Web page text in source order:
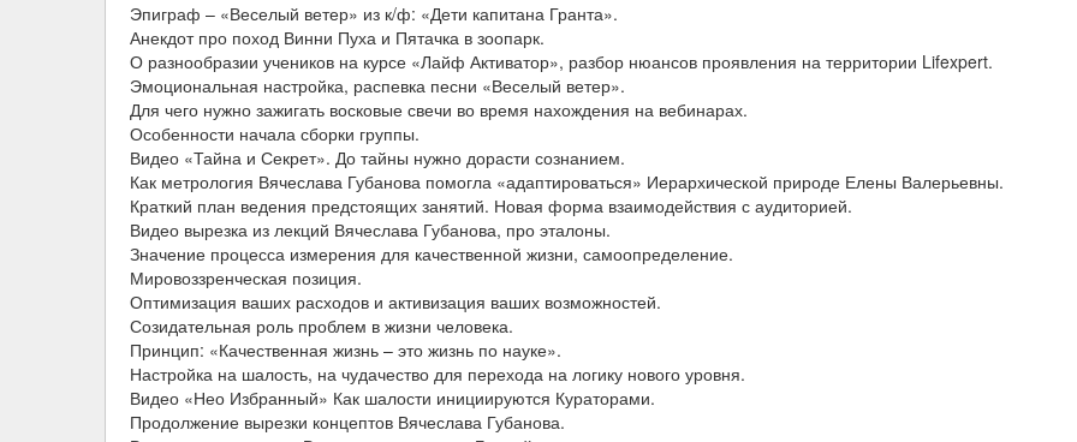
Эпиграф – «Веселый ветер» из к/ф: «Дети капитана Гранта».
Анекдот про поход Винни Пуха и Пятачка в зоопарк.
О разнообразии учеников на курсе «Лайф Активатор», разбор нюансов проявления на территории Lifexpert.
Эмоциональная настройка, распевка песни «Веселый ветер».
Для чего нужно зажигать восковые свечи во время нахождения на вебинарах.
Особенности начала сборки группы.
Видео «Тайна и Секрет». До тайны нужно дорасти сознанием.
Как метрология Вячеслава Губанова помогла «адаптироваться» Иерархической природе Елены Валерьевны.
Краткий план ведения предстоящих занятий. Новая форма взаимодействия с аудиторией.
Видео вырезка из лекций Вячеслава Губанова, про эталоны.
Значение процесса измерения для качественной жизни, самоопределение.
Мировоззренческая позиция.
Оптимизация ваших расходов и активизация ваших возможностей.
Созидательная роль проблем в жизни человека.
Принцип: «Качественная жизнь – это жизнь по науке».
Настройка на шалость, на чудачество для перехода на логику нового уровня.
Видео «Нео Избранный» Как шалости инициируются Кураторами.
Продолжение вырезки концептов Вячеслава Губанова.